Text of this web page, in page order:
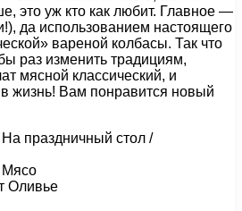
это уж кто как любит. Главное —
да использованием настоящего
вареной колбасы. Так что
раз изменить традициям,
мясной классический, и
в жизнь! Вам понравится новый
праздничный стол /
Мясо
Оливье